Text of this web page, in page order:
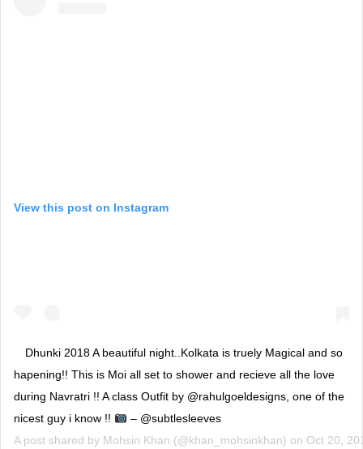
View this post on Instagram
Dhunki 2018 A beautiful night..Kolkata is truely Magical and so
hapening!! This is Moi all set to shower and recieve all the love
during Navratri !! A class Outfit by @rahulgoeldesigns, one of the
nicest guy i know !!
– @subtlesleeves
A post shared by Mohsin Khan (@khan_mohsinkhan) on Oct 20,